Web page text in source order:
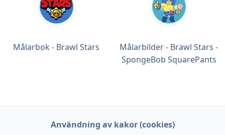
Målarbok - Brawl Stars
Målarbilder - Brawl Stars -
SpongeBob SquarePants
Användning av kakor (cookies)